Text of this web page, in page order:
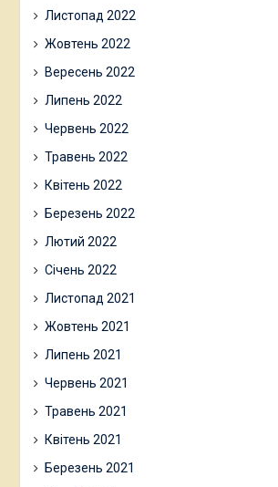
Листопад 2022
Жовтень 2022
Вересень 2022
Липень 2022
Червень 2022
Травень 2022
Квітень 2022
Березень 2022
Лютий 2022
Січень 2022
Листопад 2021
Жовтень 2021
Липень 2021
Червень 2021
Травень 2021
Квітень 2021
Березень 2021